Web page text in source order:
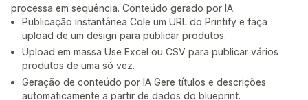
processa em sequência. Conteúdo gerado por IA.
Publicação instantânea Cole um URL do Printify e faça
upload de um design para publicar produtos.
Upload em massa Use Excel ou CSV para publicar vários
produtos de uma só vez.
Geração de conteúdo por IA Gere títulos e descrições
automaticamente a partir de dados do blueprint.